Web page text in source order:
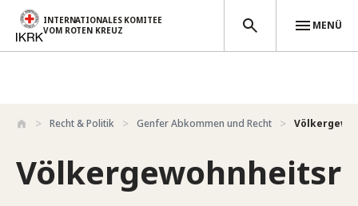
Direkt zum Inhalt
INTERNATIONALES KOMITEE
VOM ROTEN KREUZ
MENÜ
Recht & Politik Genfer Abkommen und Recht